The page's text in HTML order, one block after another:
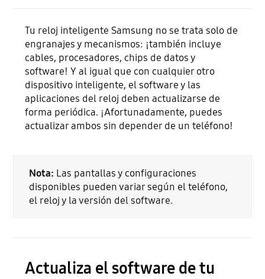
Tu reloj inteligente Samsung no se trata solo de
engranajes y mecanismos: ¡también incluye
cables, procesadores, chips de datos y
software! Y al igual que con cualquier otro
dispositivo inteligente, el software y las
aplicaciones del reloj deben actualizarse de
forma periódica. ¡Afortunadamente, puedes
actualizar ambos sin depender de un teléfono!
Nota: Las pantallas y configuraciones
disponibles pueden variar según el teléfono,
el reloj y la versión del software.
Actualiza el software de tu